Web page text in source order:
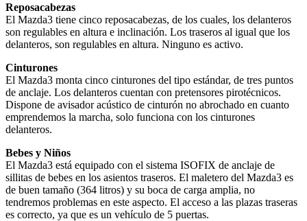
Reposacabezas
El Mazda3 tiene cinco reposacabezas, de los cuales, los delanteros
son regulables en altura e inclinación. Los traseros al igual que los
delanteros, son regulables en altura. Ninguno es activo.
Cinturones
El Mazda3 monta cinco cinturones del tipo estándar, de tres puntos
de anclaje. Los delanteros cuentan con pretensores pirotécnicos.
Dispone de avisador acústico de cinturón no abrochado en cuanto
emprendemos la marcha, solo funciona con los cinturones
delanteros.
Bebes y Niños
El Mazda3 está equipado con el sistema ISOFIX de anclaje de
sillitas de bebes en los asientos traseros. El maletero del Mazda3 es
de buen tamaño (364 litros) y su boca de carga amplia, no
tendremos problemas en este aspecto. El acceso a las plazas traseras
es correcto, ya que es un vehículo de 5 puertas.